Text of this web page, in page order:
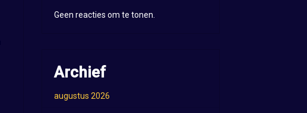
Geen reacties om te tonen.
Archief
augustus 2026